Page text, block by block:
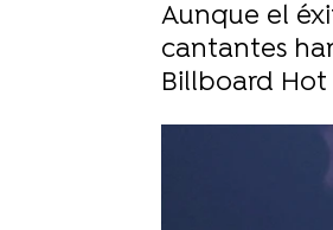
Aunque el
cantantes
Billboard Hot